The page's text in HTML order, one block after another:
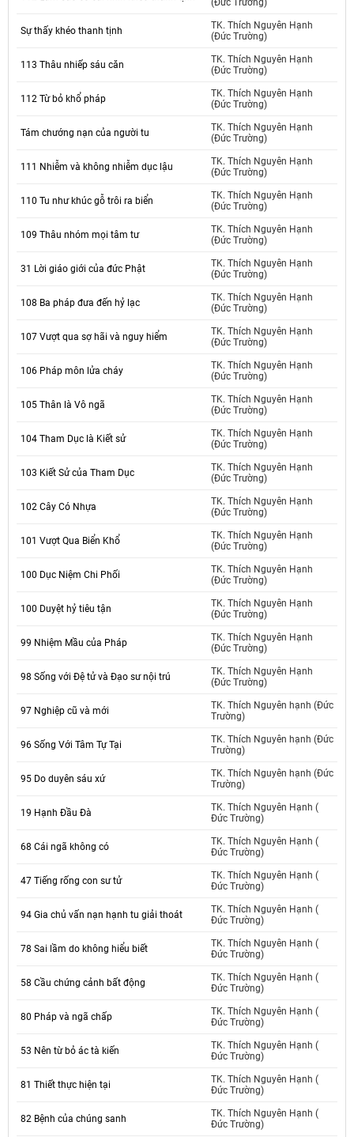
(Đức Trường)
Sự thấy khéo thanh tịnh
TK. Thích Nguyên Hạnh
(Đức Trường)
113 Thâu nhiếp sáu căn
TK. Thích Nguyên Hạnh
(Đức Trường)
112 Từ bỏ khổ pháp
TK. Thích Nguyên Hạnh
(Đức Trường)
Tám chướng nạn của người tu
TK. Thích Nguyên Hạnh
(Đức Trường)
111 Nhiễm và không nhiễm dục lậu
TK. Thích Nguyên Hạnh
(Đức Trường)
110 Tu như khúc gỗ trôi ra biển
TK. Thích Nguyên Hạnh
(Đức Trường)
109 Thâu nhóm mọi tâm tư
TK. Thích Nguyên Hạnh
(Đức Trường)
31 Lời giáo giới của đức Phật
TK. Thích Nguyên Hạnh
(Đức Trường)
108 Ba pháp đưa đến hỷ lạc
TK. Thích Nguyên Hạnh
(Đức Trường)
107 Vượt qua sợ hãi và nguy hiểm
TK. Thích Nguyên Hạnh
(Đức Trường)
106 Pháp môn lửa cháy
TK. Thích Nguyên Hạnh
(Đức Trường)
105 Thân là Vô ngã
TK. Thích Nguyên Hạnh
(Đức Trường)
104 Tham Dục là Kiết sử
TK. Thích Nguyên Hạnh
(Đức Trường)
103 Kiết Sử của Tham Dục
TK. Thích Nguyên Hạnh
(Đức Trường)
102 Cây Có Nhựa
TK. Thích Nguyên Hạnh
(Đức Trường)
101 Vượt Qua Biển Khổ
TK. Thích Nguyên Hạnh
(Đức Trường)
100 Dục Niệm Chi Phối
TK. Thích Nguyên Hạnh
(Đức Trường)
100 Duyệt hỷ tiêu tận
TK. Thích Nguyên Hạnh
(Đức Trường)
99 Nhiệm Mầu của Pháp
TK. Thích Nguyên Hạnh
(Đức Trường)
98 Sống với Đệ tử và Đạo sư nội trú
TK. Thích Nguyên Hạnh
(Đức Trường)
97 Nghiệp cũ và mới
TK. Thích Nguyên hạnh (Đức
Trường)
96 Sống Với Tâm Tự Tại
TK. Thích Nguyên hạnh (Đức
Trường)
95 Do duyên sáu xứ
TK. Thích Nguyên hạnh (Đức
Trường)
19 Hạnh Đầu Đà
TK. Thích Nguyên Hạnh (
Đức Trường)
68 Cái ngã không có
TK. Thích Nguyên Hạnh (
Đức Trường)
47 Tiếng rống con sư tử
TK. Thích Nguyên Hạnh (
Đức Trường)
94 Gia chủ vấn nạn hạnh tu giải thoát
TK. Thích Nguyên Hạnh (
Đức Trường)
78 Sai lầm do không hiểu biết
TK. Thích Nguyên Hạnh (
Đức Trường)
58 Cầu chứng cảnh bất động
TK. Thích Nguyên Hạnh (
Đức Trường)
80 Pháp và ngã chấp
TK. Thích Nguyên Hạnh (
Đức Trường)
53 Nên từ bỏ ác tà kiến
TK. Thích Nguyên Hạnh (
Đức Trường)
81 Thiết thực hiện tại
TK. Thích Nguyên Hạnh (
Đức Trường)
82 Bệnh của chúng sanh
TK. Thích Nguyên Hạnh (
Đức Trường)